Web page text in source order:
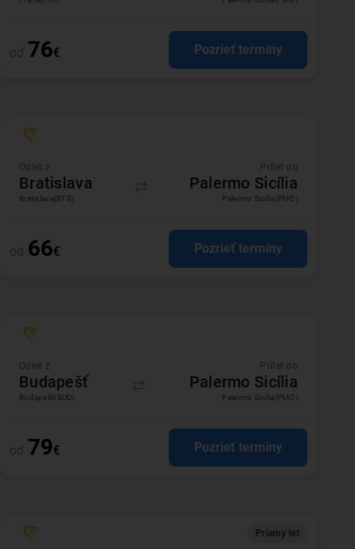
od 76€ Pozrieť termíny
Odlet z
Bratislava
Prílet do
Palermo Sicília
Bratislava(BTS) Palermo Sicília(PMO)
od 66€ Pozrieť termíny
Odlet z
Budapešť
Prílet do
Palermo Sicília
Budapešť(BUD) Palermo Sicília(PMO)
od 79€ Pozrieť termíny
Priamy let